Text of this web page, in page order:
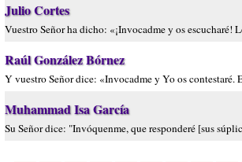
Julio Cortes
Vuestro Señor ha dicho: «¡Invocadme y os
Raúl González Bórnez
Y vuestro Señor dice: «Invocadme y Yo os contestaré.
Muhammad Isa García
Su Señor dice: "Invóquenme, que responderé [sus